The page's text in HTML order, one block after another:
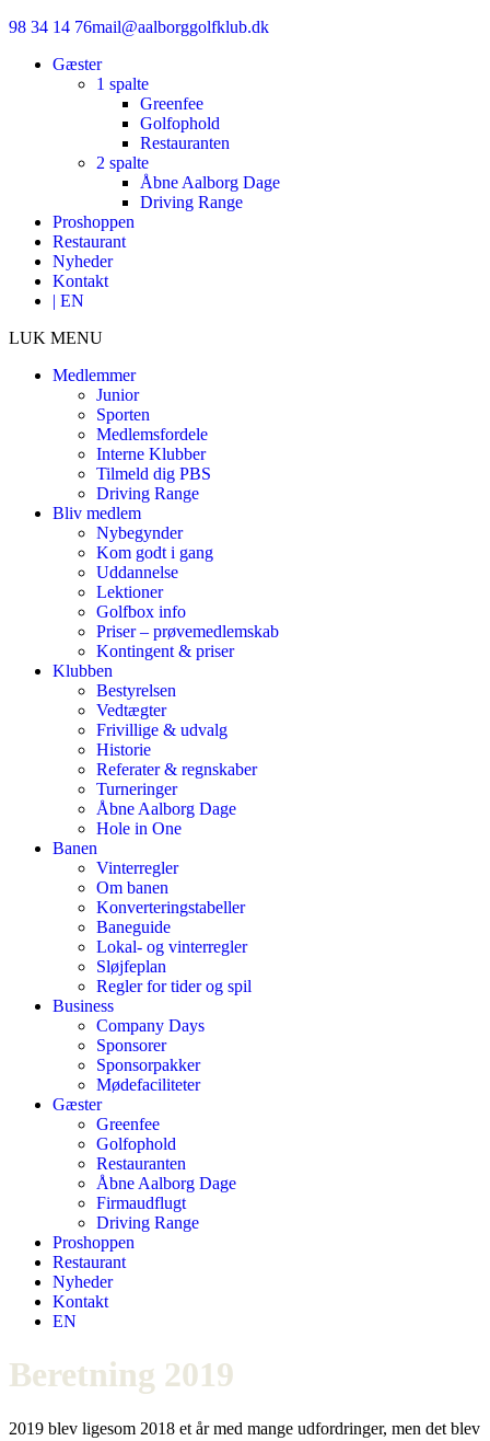
98 34 14 76mail@aalborggolfklub.dk
Gæster
1 spalte
Greenfee
Golfophold
Restauranten
2 spalte
Åbne Aalborg Dage
Driving Range
Proshoppen
Restaurant
Nyheder
Kontakt
| EN
LUK MENU
Medlemmer
Junior
Sporten
Medlemsfordele
Interne Klubber
Tilmeld dig PBS
Driving Range
Bliv medlem
Nybegynder
Kom godt i gang
Uddannelse
Lektioner
Golfbox info
Priser – prøvemedlemskab
Kontingent & priser
Klubben
Bestyrelsen
Vedtægter
Frivillige & udvalg
Historie
Referater & regnskaber
Turneringer
Åbne Aalborg Dage
Hole in One
Banen
Vinterregler
Om banen
Konverteringstabeller
Baneguide
Lokal- og vinterregler
Sløjfeplan
Regler for tider og spil
Business
Company Days
Sponsorer
Sponsorpakker
Mødefaciliteter
Gæster
Greenfee
Golfophold
Restauranten
Åbne Aalborg Dage
Firmaudflugt
Driving Range
Proshoppen
Restaurant
Nyheder
Kontakt
EN
Beretning 2019
2019 blev ligesom 2018 et år med mange udfordringer, men det blev